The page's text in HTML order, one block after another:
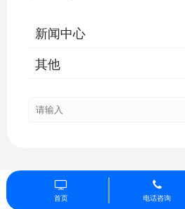
新闻中心
其他
首页 电话咨询